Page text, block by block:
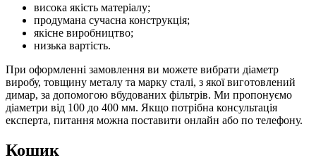
висока якість матеріалу;
продумана сучасна конструкція;
якісне виробництво;
низька вартість.
При оформленні замовлення ви можете вибрати діаметр
виробу, товщину металу та марку сталі, з якої виготовлений
димар, за допомогою вбудованих фільтрів. Ми пропонуємо
діаметри від 100 до 400 мм. Якщо потрібна консультація
експерта, питання можна поставити онлайн або по телефону.
Кошик